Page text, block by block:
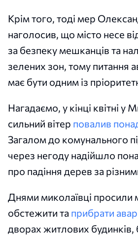
Крім того, тоді мер
наголосив, що місто несе
за безпеку мешканців та
зелених зон, тому питання
має бути одним із
Нагадаємо, у кінці квітні у
сильний вітер повалив
Загалом до комунального
через негоду надійшло
про падіння дерев за
Днями миколаївці просили
обстежити та прибрати
дворах житлових будинків,